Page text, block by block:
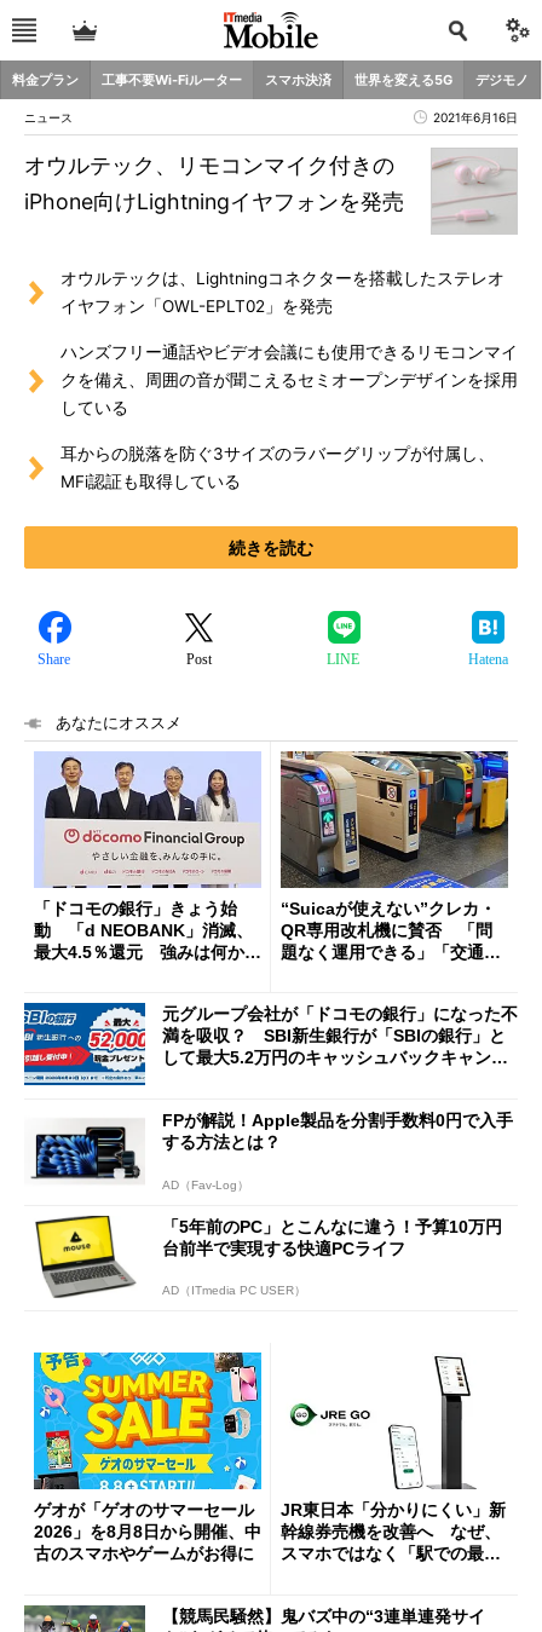
料金プラン 工事不要Wi-Fiルーター スマホ決済 世界を変える5G デジモノ
ニュース 2021年6月16日
オウルテック、リモコンマイク付きの
iPhone向けLightningイヤフォンを発売
オウルテックは、Lightningコネクターを搭載したステレオ
イヤフォン「OWL-EPLT02」を発売
ハンズフリー通話やビデオ会議にも使用できるリモコンマイ
クを備え、周囲の音が聞こえるセミオープンデザインを採用
している
耳からの脱落を防ぐ3サイズのラバーグリップが付属し、
MFi認証も取得している
続きを読む
Share Post LINE Hatena
あなたにオススメ
「ドコモの銀行」きょう始
動 「d NEOBANK」消滅、
最大4.5％還元 強みは何か解
“Suicaが使えない”クレカ・
QR専用改札機に賛否 「問
題なく運用できる」「交通系I
元グループ会社が「ドコモの銀行」になった不
満を吸収？ SBI新生銀行が「SBIの銀行」と
して最大5.2万円のキャッシュバックキャンペ
FPが解説！Apple製品を分割手数料0円で入手
する方法とは？
AD（Fav-Log）
「5年前のPC」とこんなに違う！予算10万円
台前半で実現する快適PCライフ
AD（ITmedia PC USER）
ゲオが「ゲオのサマーセール
2026」を8月8日から開催、中
古のスマホやゲームがお得に
JR東日本「分かりにくい」新
幹線券売機を改善へ なぜ、
スマホではなく「駅での最短
【競馬民騒然】鬼バズ中の“3連単連発サイ